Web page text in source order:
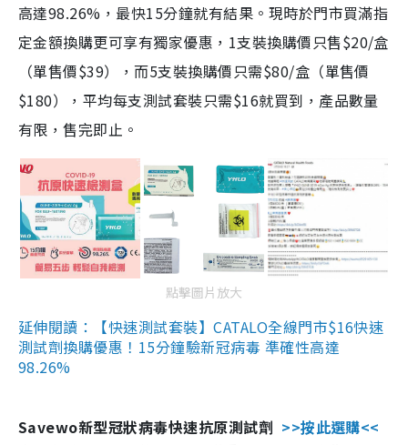
高達98.26%，最快15分鐘就有結果。現時於門市買滿指
定金額換購更可享有獨家優惠，1支裝換購價只售$20/盒
（單售價$39），而5支裝換購價只需$80/盒（單售價
$180），平均每支測試套裝只需$16就買到，產品數量
有限，售完即止。
點擊圖片放大
延伸閱讀：【快速測試套裝】CATALO全線門市$16快速
測試劑換購優惠！15分鐘驗新冠病毒 準確性高達
98.26%
Savewo新型冠狀病毒快速抗原測試劑 >>按此選購<<